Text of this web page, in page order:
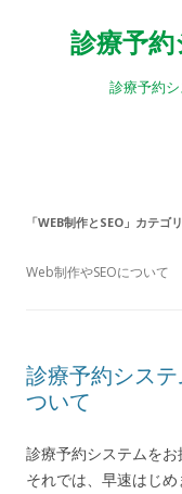
診療予
診療予約
「WEB制作とSEO 」カテゴ
Web制作やSEOについて
診療予約シス
ついて
診療予約システムをお
それでは、早速はじめ